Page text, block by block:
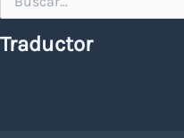
por:
Traductor